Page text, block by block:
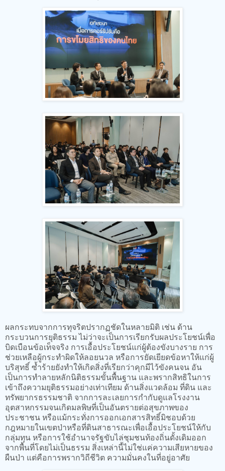
ผลกระทบจากการทุจริตปรากฏชัดในหลายมิติ เช่น ด้าน
กระบวนการยุติธรรม ไม่ว่าจะเป็นการเรียกรับผลประโยชน์เพื่อ
บิดเบือนข้อเท็จจริง การเอื้อประโยชน์แก่ผู้ต้องขังบางราย การ
ช่วยเหลือผู้กระทำผิดให้ลอยนวล หรือการยัดเยียดข้อหาให้แก่ผู้
บริสุทธิ์ ซ้ำร้ายยังทำให้เกิดสิ่งที่เรียกว่าคุกมีไว้ขังคนจน อัน
เป็นการทำลายหลักนิติธรรมขั้นพื้นฐาน และพรากสิทธิในการ
เข้าถึงความยุติธรรมอย่างเท่าเทียม ด้านสิ่งแวดล้อม ที่ดิน และ
ทรัพยากรธรรมชาติ จากการละเลยการกำกับดูแลโรงงาน
อุตสาหกรรมจนเกิดมลพิษที่เป็นอันตรายต่อสุขภาพของ
ประชาชน หรือแม้กระทั่งการออกเอกสารสิทธิ์มิชอบด้วย
กฎหมายในเขตป่าหรือที่ดินสาธารณะเพื่อเอื้อประโยชน์ให้กับ
กลุ่มทุน หรือการใช้อำนาจรัฐขับไล่ชุมชนท้องถิ่นดั้งเดิมออก
จากพื้นที่โดยไม่เป็นธรรม สิ่งเหล่านี้ไม่ใช่แค่ความเสียหายของ
ผืนป่า แต่คือการพรากวิถีชีวิต ความมั่นคงในที่อยู่อาศัย